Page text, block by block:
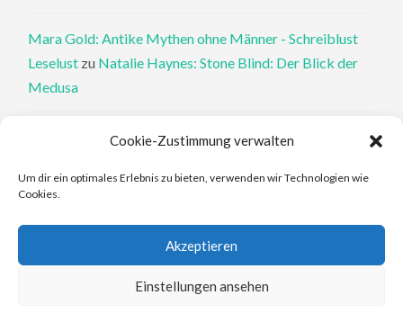
Cookie-Zustimmung verwalten
Um dir ein optimales Erlebnis zu bieten, verwenden wir Technologien wie
Cookies.
Akzeptieren
Einstellungen ansehen
Mara Gold: Antike Mythen ohne Männer - Schreiblust
Leselust zu Natalie Haynes: Stone Blind: Der Blick der
Medusa
Philippa Perry: Die Therapeutin und ihre Mörder: Dr. Pat
Philippa Perry: Das Buch, von dem du dir wünschst, deine
Elena Ferrante: An den Rändern - Schreiblust Leselust
Elena Ferrante: Die Geschichte des verlorenen Kindes